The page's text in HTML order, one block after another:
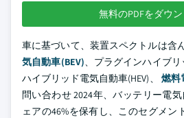
無料のPDFをダウ
車に基づいて、装置スペクトルは含
気自動車(BEV)、プラグインハイブリ
ハイブリッド電気自動車(HEV)、 燃料
問い合わせ 2024年、バッテリー電気
ェアの46%を保有し、このセグメン